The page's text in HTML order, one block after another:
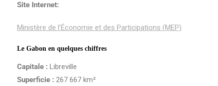
Site Internet:
Ministère de l’Économie et des Participations (MEP)
Le Gabon en quelques chiffres
Capitale : Libreville
Superficie : 267 667 km²